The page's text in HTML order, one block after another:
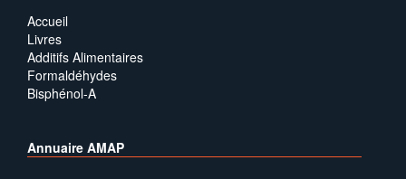
Accueil
Livres
Additifs Alimentaires
Formaldéhydes
Bisphénol-A
Annuaire AMAP